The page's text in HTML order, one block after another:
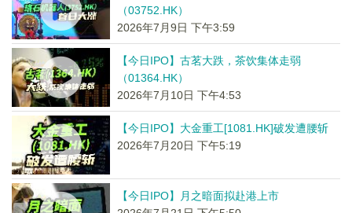
（03752.HK）
2026年7月9日 下午3:59
【今日IPO】古茗大跌，茶饮集体走弱
（01364.HK）
2026年7月10日 下午4:53
【今日IPO】大金重工[1081.HK]破发遭腰斩
2026年7月20日 下午5:19
【今日IPO】月之暗面拟赴港上市